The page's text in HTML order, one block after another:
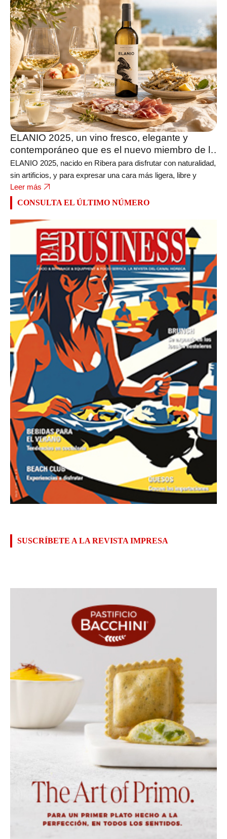
ELANIO 2025, un vino fresco, elegante y
contemporáneo que es el nuevo miembro de la
bodega FERRATUS
ELANIO 2025, nacido en Ribera para disfrutar con naturalidad,
sin artificios, y para expresar una cara más ligera, libre y
Leer más
CONSULTA EL ÚLTIMO NÚMERO
SUSCRÍBETE A LA REVISTA IMPRESA